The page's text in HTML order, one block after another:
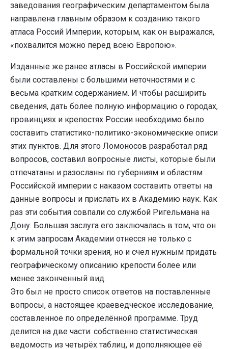
заведования географическим департаментом была
направлена главным образом к созданию такого
атласа Россий Империи, которым, как он выражался,
«похвалится можно перед всею Европою».
Изданные же ранее атласы в Российской империи
были составлены с большими неточностями и с
весьма кратким содержанием. И чтобы расширить
сведения, дать более полную информацию о городах,
провинциях и крепостях России необходимо было
составить статистико-политико-экономические описи
этих пунктов. Для этого Ломоносов разработал ряд
вопросов, составил вопросные листы, которые были
отпечатаны и разосланы по губерниям и областям
Российской империи с наказом составить ответы на
данные вопросы и прислать их в Академию наук. Как
раз эти события совпали со службой Ригельмана на
Дону. Большая заслуга его заключалась в том, что он
к этим запросам Академии отнесся не только с
формальной точки зрения, но и счел нужным придать
географическому описанию крепости более или
менее законченный вид.
Это был не просто список ответов на поставленные
вопросы, а настоящее краеведческое исследование,
составленное по определённой программе. Труд
делится на две части: собственно статистическая
ведомость из четырёх таблиц, и дополняющее её